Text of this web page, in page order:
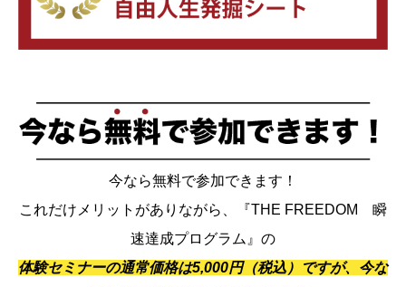
今なら無料で参加できます！
これだけメリットがありながら、『THE FREEDOM 瞬
速達成プログラム』の
体験セミナーの通常価格は5,000円（税込）ですが、今な